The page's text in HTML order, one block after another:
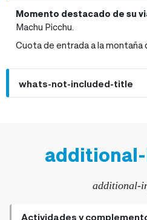
Momento destacado de su
Machu Picchu.
Cuota de entrada a la montaña
whats-not-included-title
additional-
Actividades y